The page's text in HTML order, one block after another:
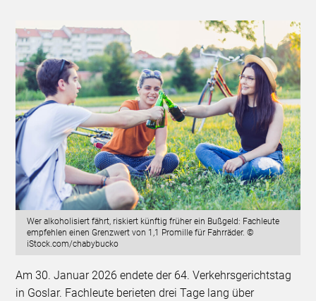
Wer alkoholisiert fährt, riskiert künftig früher ein Bußgeld: Fachleute
empfehlen einen Grenzwert von 1,1 Promille für Fahrräder. ©
iStock.com/chabybucko
Am 30. Januar 2026 endete der 64. Verkehrsgerichtstag
in Goslar. Fachleute berieten drei Tage lang über